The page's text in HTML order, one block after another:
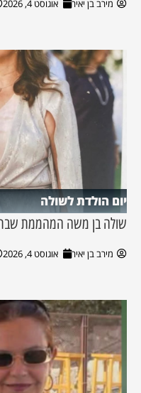
מירב בן יאיר אוגוסט 4, 2026
יום הולדת לשולה
שולה בן משה המהממת
מירב בן יאיר אוגוסט 4, 2026